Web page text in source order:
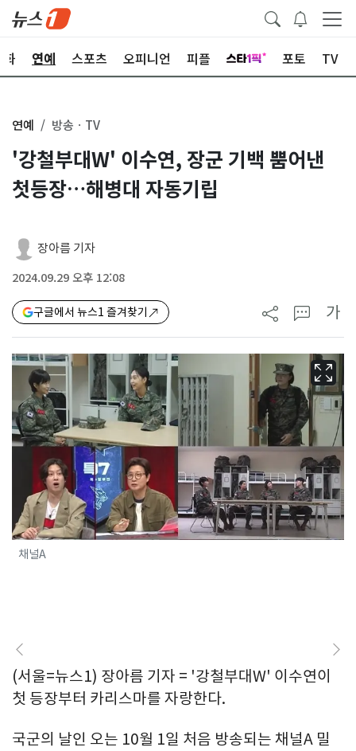
화 연예 스포츠 오피니언 피플 포토 TV
연예 방송ㆍTV
'강철부대W' 이수연, 장군 기백 뿜어낸
첫등장…해병대 자동기립
장아름 기자
2024.09.29 오후 12:08
구글에서 뉴스1 즐겨찾기 가
채널A
(서울=뉴스1) 장아름 기자 = '강철부대W' 이수연이
첫 등장부터 카리스마를 자랑한다.
국군의 날인 오는 10월 1일 처음 방송되는 채널A 밀